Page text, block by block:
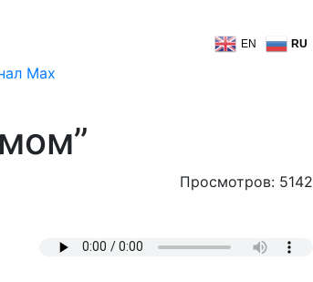
EN RU
Просмотров: 5142